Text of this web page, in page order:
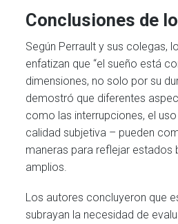
Conclusiones de
Según Perrault y sus colegas,
enfatizan que “el sueño está
dimensiones, no solo por su
demostró que diferentes
como las interrupciones, el
calidad subjetiva – pueden
maneras para reflejar
amplios.
Los autores concluyeron que
subrayan la necesidad de